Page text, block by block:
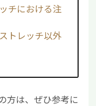
チにおける注
トレッチ以外
方は、ぜひ参考に